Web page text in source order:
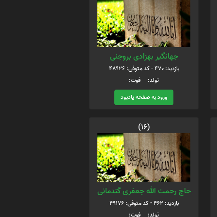
جهانگیر بهزادی بروجنی
بازدید: 470 - کد متوفی: 48926
تولد: فوت:
ورود به صفحه یادبود
(16)
حاج رحمت الله جعفری گندمانی
بازدید: 462 - کد متوفی: 49176
تولد: فوت: